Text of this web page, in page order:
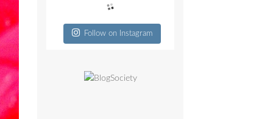
Follow on Instagram